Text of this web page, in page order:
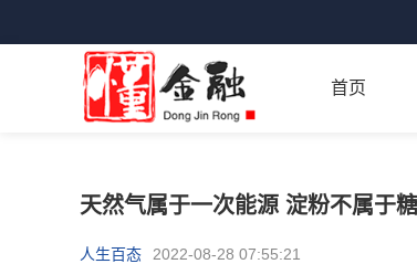
首页
天然气属于一次能源 淀粉不属于
人生百态 2022-08-28 07:55:21